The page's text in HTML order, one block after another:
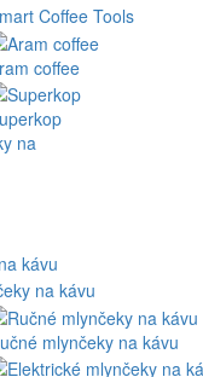
Coffee Tools
coffee
kávu
mlynčeky na kávu